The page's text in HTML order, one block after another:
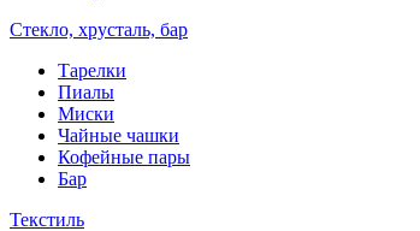
Стекло, хрусталь, бар
Тарелки
Пиалы
Миски
Чайные чашки
Кофейные пары
Бар
Текстиль